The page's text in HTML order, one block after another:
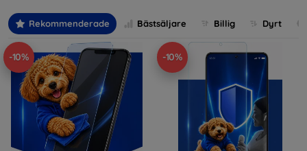
Rekommenderade Bästsäljare Billig Dyrt
-10% -10%